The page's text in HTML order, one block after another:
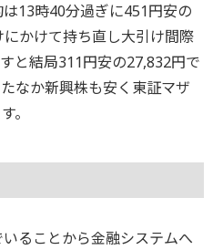
13時40分過ぎに451円安の
かけて持ち直し大引け間際
と結局311円安の27,832円で
なか新興株も安く東証マザ
。
ることから金融システムへ